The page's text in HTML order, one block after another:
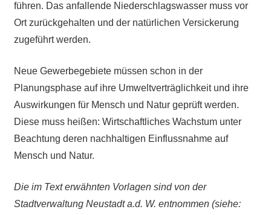
führen. Das anfallende Niederschlagswasser muss vor
Ort zurückgehalten und der natürlichen Versickerung
zugeführt werden.
Neue Gewerbegebiete müssen schon in der
Planungsphase auf ihre Umweltverträglichkeit und ihre
Auswirkungen für Mensch und Natur geprüft werden.
Diese muss heißen: Wirtschaftliches Wachstum unter
Beachtung deren nachhaltigen Einflussnahme auf
Mensch und Natur.
Die im Text erwähnten Vorlagen sind von der
Stadtverwaltung Neustadt a.d. W. entnommen (siehe: